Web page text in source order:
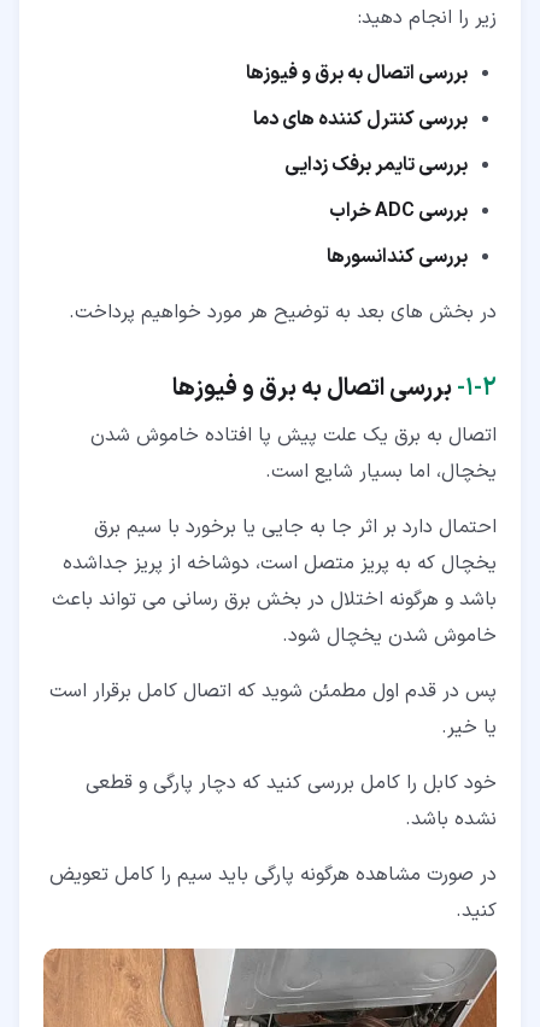
زیر را انجام دهید:
بررسی اتصال به برق و فیوزها
بررسی کنترل کننده های دما
بررسی تایمر برفک زدایی
بررسی ADC خراب
بررسی کندانسورها
در بخش های بعد به توضیح هر مورد خواهیم پرداخت.
۲‏-‏۱‏- بررسی اتصال به برق و فیوزها
اتصال به برق یک علت پیش پا افتاده خاموش شدن
یخچال، اما بسیار شایع است.
احتمال دارد بر اثر جا به جایی یا برخورد با سیم برق
یخچال که به پریز متصل است، دوشاخه از پریز جداشده
باشد و هرگونه اختلال در بخش برق رسانی می تواند باعث
خاموش شدن یخچال شود.
پس در قدم اول مطمئن شوید که اتصال کامل برقرار است
یا خیر.
خود کابل را کامل بررسی کنید که دچار پارگی و قطعی
نشده باشد.
در صورت مشاهده هرگونه پارگی باید سیم را کامل تعویض
کنید.